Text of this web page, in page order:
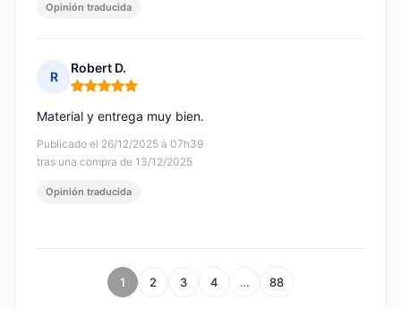
Opinión traducida
R
Robert D.
Nota: 5 de 5
Publicado el 26/12/2025 à 07h39
tras una compra de 13/12/2025
Material y entrega muy bien.
Opinión traducida
1 2 3 4 … 88